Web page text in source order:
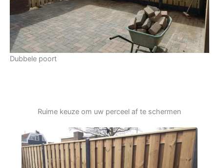
Dubbele poort
Ruime keuze om uw perceel af te schermen